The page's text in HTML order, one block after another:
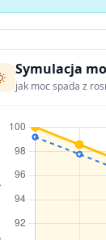
Symulacja
jak moc spada z